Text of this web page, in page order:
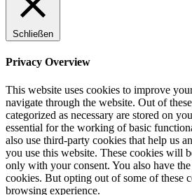
Schließen
Privacy Overview
This website uses cookies to improve
navigate through the website. Out of
categorized as necessary are stored on
essential for the working of basic
also use third-party cookies that help us
you use this website. These cookies will
only with your consent. You also have
cookies. But opting out of some of these
browsing experience.